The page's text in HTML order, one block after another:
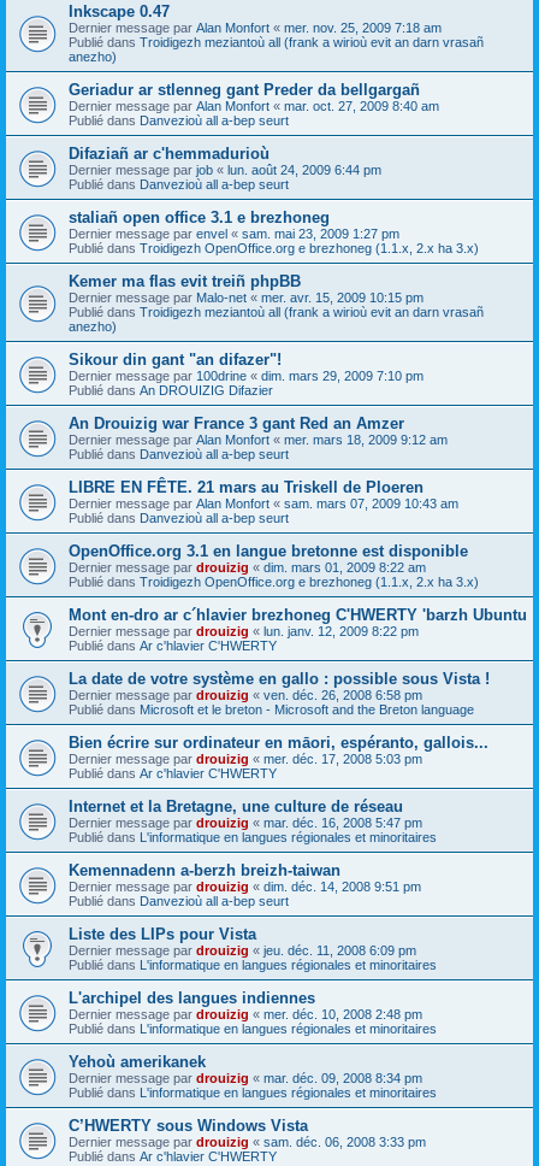
Inkscape 0.47
Dernier message par Alan Monfort « mer. nov. 25, 2009 7:18 am
Publié dans Troidigezh meziantoù all (frank a wirioù evit an darn vrasañ
anezho)
Geriadur ar stlenneg gant Preder da bellgargañ
Dernier message par Alan Monfort « mar. oct. 27, 2009 8:40 am
Publié dans Danvezioù all a-bep seurt
Difaziañ ar c'hemmadurioù
Dernier message par job « lun. août 24, 2009 6:44 pm
Publié dans Danvezioù all a-bep seurt
staliañ open office 3.1 e brezhoneg
Dernier message par envel « sam. mai 23, 2009 1:27 pm
Publié dans Troidigezh OpenOffice.org e brezhoneg (1.1.x, 2.x ha 3.x)
Kemer ma flas evit treiñ phpBB
Dernier message par Malo-net « mer. avr. 15, 2009 10:15 pm
Publié dans Troidigezh meziantoù all (frank a wirioù evit an darn vrasañ
anezho)
Sikour din gant "an difazer"!
Dernier message par 100drine « dim. mars 29, 2009 7:10 pm
Publié dans An DROUIZIG Difazier
An Drouizig war France 3 gant Red an Amzer
Dernier message par Alan Monfort « mer. mars 18, 2009 9:12 am
Publié dans Danvezioù all a-bep seurt
LIBRE EN FÊTE. 21 mars au Triskell de Ploeren
Dernier message par Alan Monfort « sam. mars 07, 2009 10:43 am
Publié dans Danvezioù all a-bep seurt
OpenOffice.org 3.1 en langue bretonne est disponible
Dernier message par drouizig « dim. mars 01, 2009 8:22 am
Publié dans Troidigezh OpenOffice.org e brezhoneg (1.1.x, 2.x ha 3.x)
Mont en-dro ar c´hlavier brezhoneg C'HWERTY 'barzh Ubuntu
Dernier message par drouizig « lun. janv. 12, 2009 8:22 pm
Publié dans Ar c'hlavier C'HWERTY
La date de votre système en gallo : possible sous Vista !
Dernier message par drouizig « ven. déc. 26, 2008 6:58 pm
Publié dans Microsoft et le breton - Microsoft and the Breton language
Bien écrire sur ordinateur en māori, espéranto, gallois...
Dernier message par drouizig « mer. déc. 17, 2008 5:03 pm
Publié dans Ar c'hlavier C'HWERTY
Internet et la Bretagne, une culture de réseau
Dernier message par drouizig « mar. déc. 16, 2008 5:47 pm
Publié dans L'informatique en langues régionales et minoritaires
Kemennadenn a-berzh breizh-taiwan
Dernier message par drouizig « dim. déc. 14, 2008 9:51 pm
Publié dans Danvezioù all a-bep seurt
Liste des LIPs pour Vista
Dernier message par drouizig « jeu. déc. 11, 2008 6:09 pm
Publié dans L'informatique en langues régionales et minoritaires
L'archipel des langues indiennes
Dernier message par drouizig « mer. déc. 10, 2008 2:48 pm
Publié dans L'informatique en langues régionales et minoritaires
Yehoù amerikanek
Dernier message par drouizig « mar. déc. 09, 2008 8:34 pm
Publié dans L'informatique en langues régionales et minoritaires
C’HWERTY sous Windows Vista
Dernier message par drouizig « sam. déc. 06, 2008 3:33 pm
Publié dans Ar c'hlavier C'HWERTY